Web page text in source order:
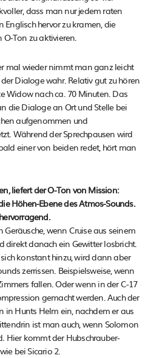
dass man nur jedem raten
hervor zu kramen, die
Ton zu aktivieren.
mal wieder nimmt man ganz leicht
Dialoge wahr. Relativ gut zu hören
Widow nach ca. 70 Minuten. Das
die Dialoge an Ort und Stelle bei
aufgenommen und
Während der Sprechpausen wird
einer von beiden redet, hört man
liefert der O-Ton von Mission:
Höhen-Ebene des Atmos-Sounds.
wenn Cruise aus seinem
direkt danach ein Gewitter losbricht.
konstant hinzu, wird dann aber
zerrissen. Beispielsweise, wenn
fallen. Oder wenn in der C-17
gemacht werden. Auch der
in Hunts Helm ein, nachdem er aus
ist man auch, wenn Solomon
Hier kommt der Hubschrauber-
bei Sicario 2.